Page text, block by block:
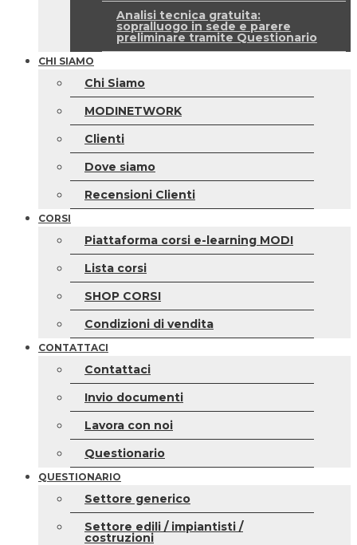
Analisi tecnica gratuita:
sopralluogo in sede e parere
preliminare tramite Questionario
CHI SIAMO
Chi Siamo
MODINETWORK
Clienti
Dove siamo
Recensioni Clienti
CORSI
Piattaforma corsi e-learning MODI
Lista corsi
SHOP CORSI
Condizioni di vendita
CONTATTACI
Contattaci
Invio documenti
Lavora con noi
Questionario
QUESTIONARIO
Settore generico
Settore edili / impiantisti /
costruzioni